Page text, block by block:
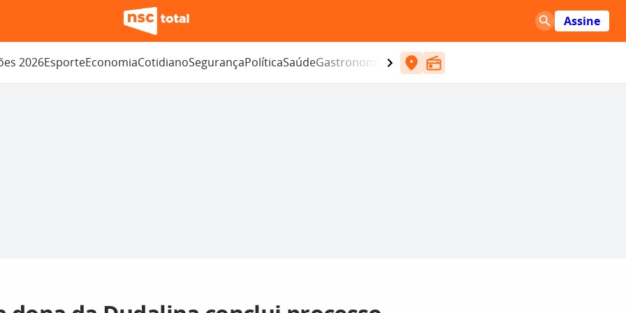
Assine
2026EsporteEconomiaCotidianoSegurançaPolíticaSaúdeGastronomia Entretenimento